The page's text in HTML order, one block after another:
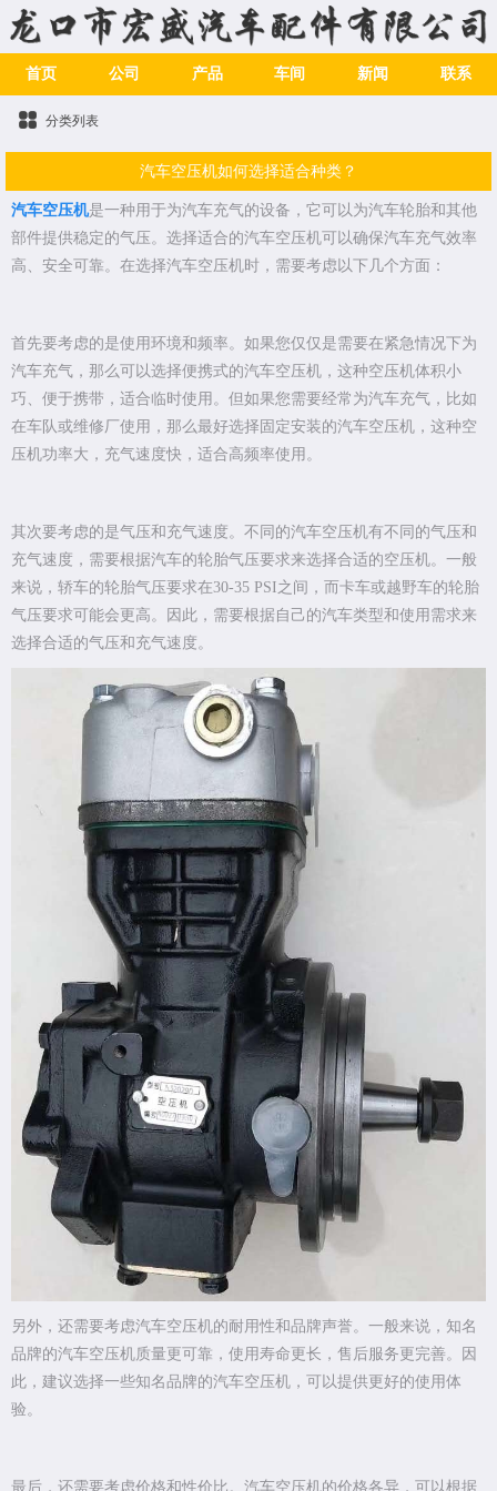
首页 公司 产品 车间 新闻 联系
分类列表
汽车空压机如何选择适合种类？
汽车空压机是一种用于为汽车充气的设备，它可以为汽车轮胎和其他
部件提供稳定的气压。选择适合的汽车空压机可以确保汽车充气效率
高、安全可靠。在选择汽车空压机时，需要考虑以下几个方面：
首先要考虑的是使用环境和频率。如果您仅仅是需要在紧急情况下为
汽车充气，那么可以选择便携式的汽车空压机，这种空压机体积小
巧、便于携带，适合临时使用。但如果您需要经常为汽车充气，比如
在车队或维修厂使用，那么最好选择固定安装的汽车空压机，这种空
压机功率大，充气速度快，适合高频率使用。
其次要考虑的是气压和充气速度。不同的汽车空压机有不同的气压和
充气速度，需要根据汽车的轮胎气压要求来选择合适的空压机。一般
来说，轿车的轮胎气压要求在30-35 PSI之间，而卡车或越野车的轮胎
气压要求可能会更高。因此，需要根据自己的汽车类型和使用需求来
选择合适的气压和充气速度。
另外，还需要考虑汽车空压机的耐用性和品牌声誉。一般来说，知名
品牌的汽车空压机质量更可靠，使用寿命更长，售后服务更完善。因
此，建议选择一些知名品牌的汽车空压机，可以提供更好的使用体
验。
最后，还需要考虑价格和性价比。汽车空压机的价格各异，可以根据